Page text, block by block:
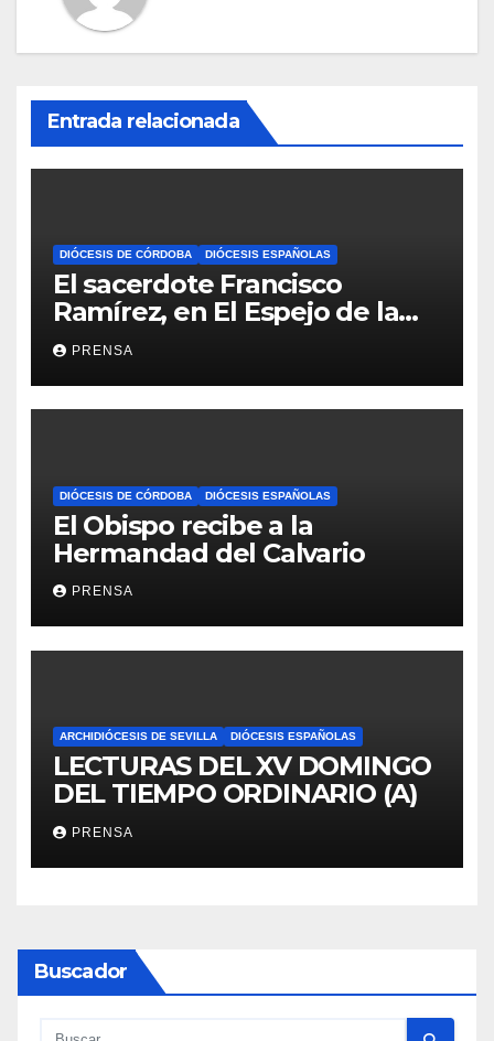
Entrada relacionada
DIÓCESIS DE CÓRDOBA DIÓCESIS ESPAÑOLAS
El sacerdote Francisco
Ramírez, en El Espejo de la
Iglesia
PRENSA
DIÓCESIS DE CÓRDOBA DIÓCESIS ESPAÑOLAS
El Obispo recibe a la
Hermandad del Calvario
PRENSA
ARCHIDIÓCESIS DE SEVILLA DIÓCESIS ESPAÑOLAS
LECTURAS DEL XV DOMINGO
DEL TIEMPO ORDINARIO (A)
PRENSA
Buscador